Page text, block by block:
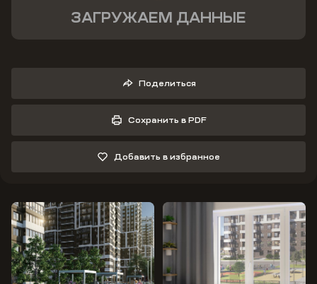
ЗАГРУЖАЕМ ДАННЫЕ
Поделиться
Сохранить в PDF
Добавить в избранное